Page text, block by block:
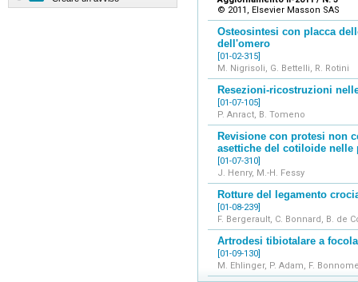
© 2011, Elsevier Masson SAS
Osteosintesi con placca
dell'omero
[01-02-315]
M. Nigrisoli, G. Bettelli, R. Rotini
Resezioni-ricostruzioni
[01-07-105]
P. Anract, B. Tomeno
Revisione con protesi non
asettiche del cotiloide nelle
[01-07-310]
J. Henry, M.-H. Fessy
Rotture del legamento
[01-08-239]
F. Bergerault, C. Bonnard, B. de
Artrodesi tibiotalare a
[01-09-130]
M. Ehlinger, P. Adam, F.